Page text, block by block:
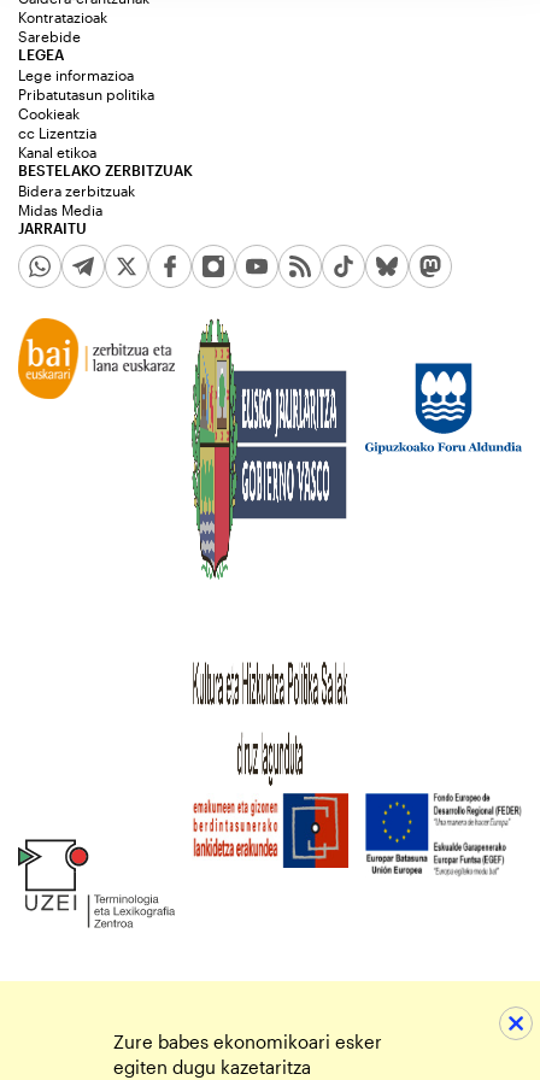
Kontratazioak
Sarebide
JARRAITU
LEGEA
Lege informazioa
Pribatutasun politika
Cookieak
cc Lizentzia
Kanal etikoa
BESTELAKO ZERBITZUAK
Bidera zerbitzuak
Midas Media
Zure babes ekonomikoari esker
egiten dugu kazetaritza